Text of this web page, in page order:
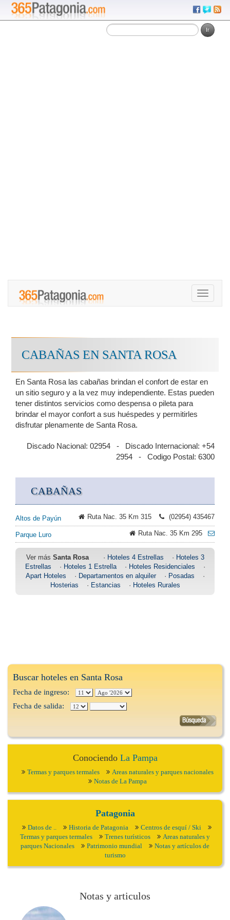
Toggle
CABAÑAS EN SANTA ROSA
En Santa Rosa las cabañas brindan el confort de estar en
un sitio seguro y a la vez muy independiente. Estas pueden
tener distintos servicios como despensa o pileta para
brindar el mayor confort a sus huéspedes y permitirles
disfrutar plenamente de Santa Rosa.
Discado Nacional: 02954 - Discado Internacional: +54
2954 - Codigo Postal: 6300
CABAÑAS
Altos de Payún Ruta Nac. 35 Km 315 (02954) 435467
Parque Luro Ruta Nac. 35 Km 295
Ver más Santa Rosa· Hoteles 4 Estrellas · Hoteles 3
Estrellas · Hoteles 1 Estrella· Hoteles Residenciales ·
Apart Hoteles · Departamentos en alquiler· Posadas ·
Hosterias · Estancias · Hoteles Rurales
Buscar hoteles en Santa Rosa
Fecha de ingreso:
Fecha de salida:
Conociendo La Pampa
Termas y parques termales
Areas naturales y parques nacionales
Notas de La Pampa
Patagonia
Datos de .. Historia de Patagonia
Centros de esquí / Ski
Termas y parques termales
Trenes turísticos
Areas naturales y
parques Nacionales
Patrimonio mundial
Notas y artículos de
turismo
Notas y articulos